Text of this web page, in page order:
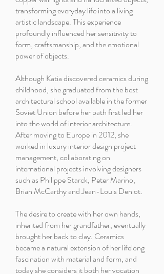
transforming everyday life into a living
artistic landscape. This experience
profoundly influenced her sensitivity to
form, craftsmanship, and the emotional
power of objects.
Although Katia discovered ceramics during
childhood, she graduated from the best
architectural school available in the former
Soviet Union before her path first led her
into the world of interior architecture.
After moving to Europe in 2012, she
worked in luxury interior design project
management, collaborating on
international projects involving designers
such as Philippe Starck, Peter Marino,
Brian McCarthy and Jean-Louis Deniot.
The desire to create with her own hands,
inherited from her grandfather, eventually
brought her back to clay. Ceramics
became a natural extension of her lifelong
fascination with material and form, and
today she considers it both her vocation